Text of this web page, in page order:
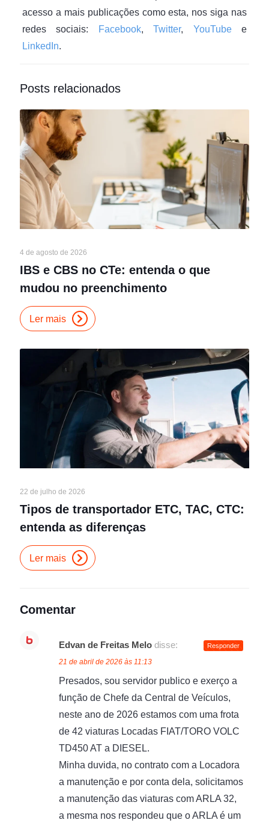
acesso a mais publicações como esta, nos siga nas
redes sociais:
Facebook,Twitter, YouTubee
LinkedIn.
Posts relacionados
4 de agosto de 2026
IBS e CBS no CTe: entenda o que
mudou no preenchimento
Ler mais
22 de julho de 2026
Tipos de transportador ETC, TAC, CTC:
entenda as diferenças
Ler mais
Comentar
Edvan de Freitas Melo disse:
21 de abril de 2026 às 11:13
Presados, sou servidor publico e exerço a
função de Chefe da Central de Veículos,
neste ano de 2026 estamos com uma frota
de 42 viaturas Locadas FIAT/TORO VOLC
TD450 AT a DIESEL.
Minha duvida, no contrato com a Locadora
a manutenção e por conta dela, solicitamos
a manutenção das viaturas com ARLA 32,
a mesma nos respondeu que o ARLA é um
Responder